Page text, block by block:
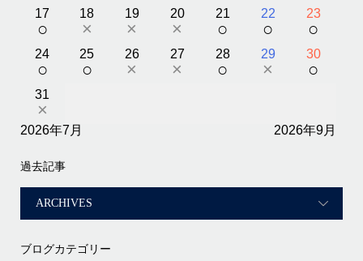
17
○
18
×
19
×
20
×
21
○
22
○
23
○
24
○
25
○
26
×
27
×
28
○
29
×
30
○
31
×
2026年7月 2026年9月
過去記事
ブログカテゴリー